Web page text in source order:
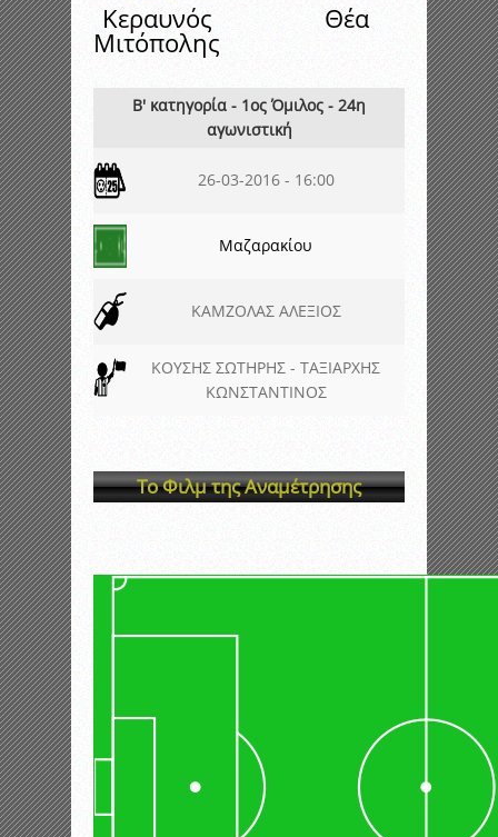
Κεραυνός
Μιτόπολης
Θέα
Β' κατηγορία - 1ος Όμιλος - 24η
αγωνιστική
26-03-2016 - 16:00
Μαζαρακίου
ΚΑΜΖΟΛΑΣ ΑΛΕΞΙΟΣ
ΚΟΥΣΗΣ ΣΩΤΗΡΗΣ - ΤΑΞΙΑΡΧΗΣ
ΚΩΝΣΤΑΝΤΙΝΟΣ
Το Φιλμ της Αναμέτρησης